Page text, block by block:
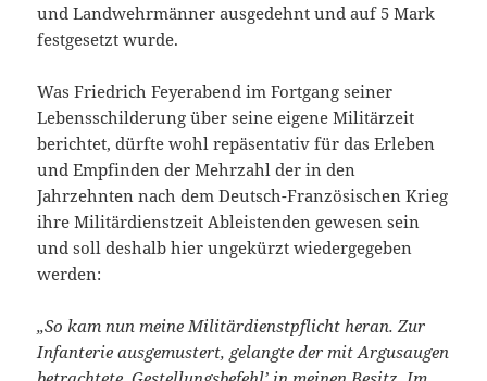
und Landwehrmänner ausgedehnt und auf 5 Mark
festgesetzt wurde.
Was Friedrich Feyerabend im Fortgang seiner
Lebensschilderung über seine eigene Militärzeit
berichtet, dürfte wohl repäsentativ für das Erleben
und Empfinden der Mehrzahl der in den
Jahrzehnten nach dem Deutsch-Französischen Krieg
ihre Militärdienstzeit Ableistenden gewesen sein
und soll deshalb hier ungekürzt wiedergegeben
werden:
„So kam nun meine Militärdienstpflicht heran. Zur
Infanterie ausgemustert, gelangte der mit Argusaugen